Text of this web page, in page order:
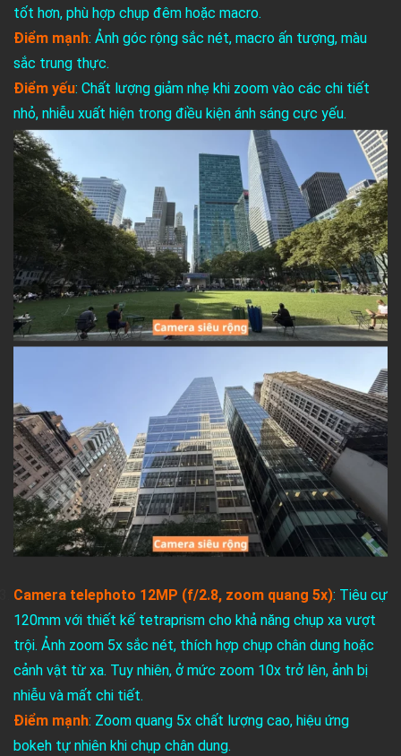
tốt hơn, phù hợp chụp đêm hoặc macro.
Điểm mạnh: Ảnh góc rộng sắc nét, macro ấn tượng, màu
sắc trung thực.
Điểm yếu: Chất lượng giảm nhẹ khi zoom vào các chi tiết
nhỏ, nhiễu xuất hiện trong điều kiện ánh sáng cực yếu.
Camera telephoto 12MP (f/2.8, zoom quang 5x): Tiêu cự
120mm với thiết kế tetraprism cho khả năng chụp xa vượt
trội. Ảnh zoom 5x sắc nét, thích hợp chụp chân dung hoặc
cảnh vật từ xa. Tuy nhiên, ở mức zoom 10x trở lên, ảnh bị
nhiễu và mất chi tiết.
Điểm mạnh: Zoom quang 5x chất lượng cao, hiệu ứng
bokeh tự nhiên khi chụp chân dung.